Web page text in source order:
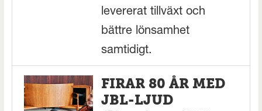
levererat tillväxt och
bättre lönsamhet
samtidigt.
FIRAR 80 ÅR MED
JBL-LJUD